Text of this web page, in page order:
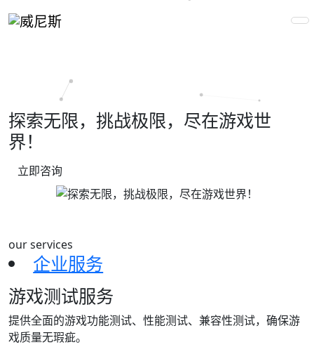
探索无限，挑战极限，尽在游戏世
界！
立即咨询
our services
企业服务
游戏测试服务
提供全面的游戏功能测试、性能测试、兼容性测试，确保游
戏质量无瑕疵。